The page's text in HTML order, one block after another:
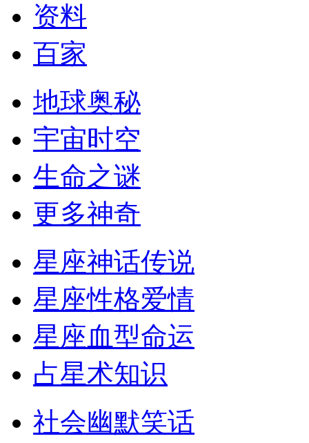
资料
百家
地球奥秘
宇宙时空
生命之谜
更多神奇
星座神话传说
星座性格爱情
星座血型命运
占星术知识
社会幽默笑话